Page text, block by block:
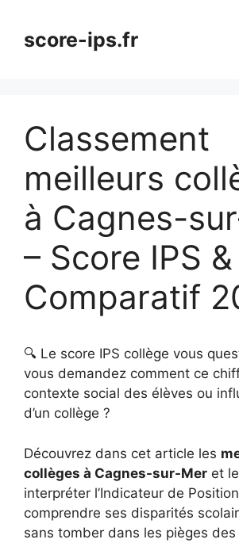
contenuscore-ips.fr
Classement
meilleurs
à Cagnes-
– Score IPS &
Comparatif
🔍 Le score IPS collège vous
vous demandez comment ce
contexte social des élèves ou
d’un collège ?
Découvrez dans cet article les
collèges à Cagnes-sur-Mer et
interpréter l’Indicateur de
comprendre ses disparités
sans tomber dans les pièges des